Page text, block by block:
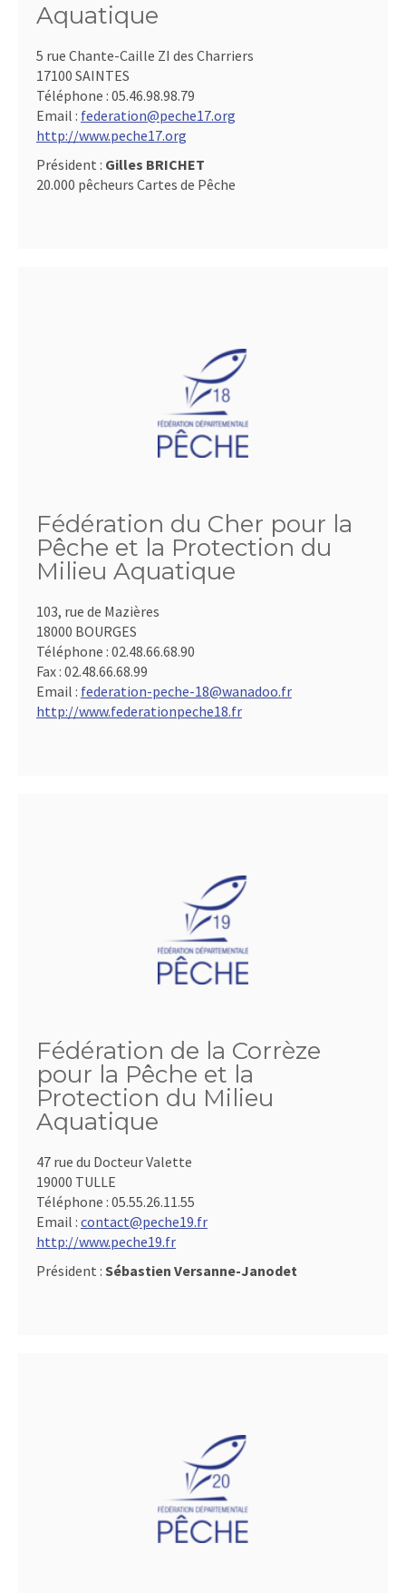
Aquatique
5 rue Chante-Caille ZI des Charriers
17100 SAINTES
Téléphone : 05.46.98.98.79
Email : federation@peche17.org
http://www.peche17.org
Président : Gilles BRICHET
20.000 pêcheurs Cartes de Pêche
Fédération du Cher pour la
Pêche et la Protection du
Milieu Aquatique
103, rue de Mazières
18000 BOURGES
Téléphone : 02.48.66.68.90
Fax : 02.48.66.68.99
Email : federation-peche-18@wanadoo.fr
http://www.federationpeche18.fr
Fédération de la Corrèze
pour la Pêche et la
Protection du Milieu
Aquatique
47 rue du Docteur Valette
19000 TULLE
Téléphone : 05.55.26.11.55
Email : contact@peche19.fr
http://www.peche19.fr
Président : Sébastien Versanne-Janodet